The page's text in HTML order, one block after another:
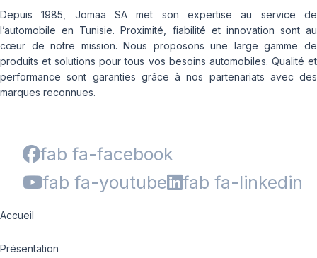
Depuis 1985, Jomaa SA met son expertise au service de
l’automobile en Tunisie. Proximité, fiabilité et innovation sont au
cœur de notre mission. Nous proposons une large gamme de
produits et solutions pour tous vos besoins automobiles. Qualité et
performance sont garanties grâce à nos partenariats avec des
marques reconnues.
fab fa-facebook
fab fa-youtube
fab fa-linkedin
Accueil
Présentation